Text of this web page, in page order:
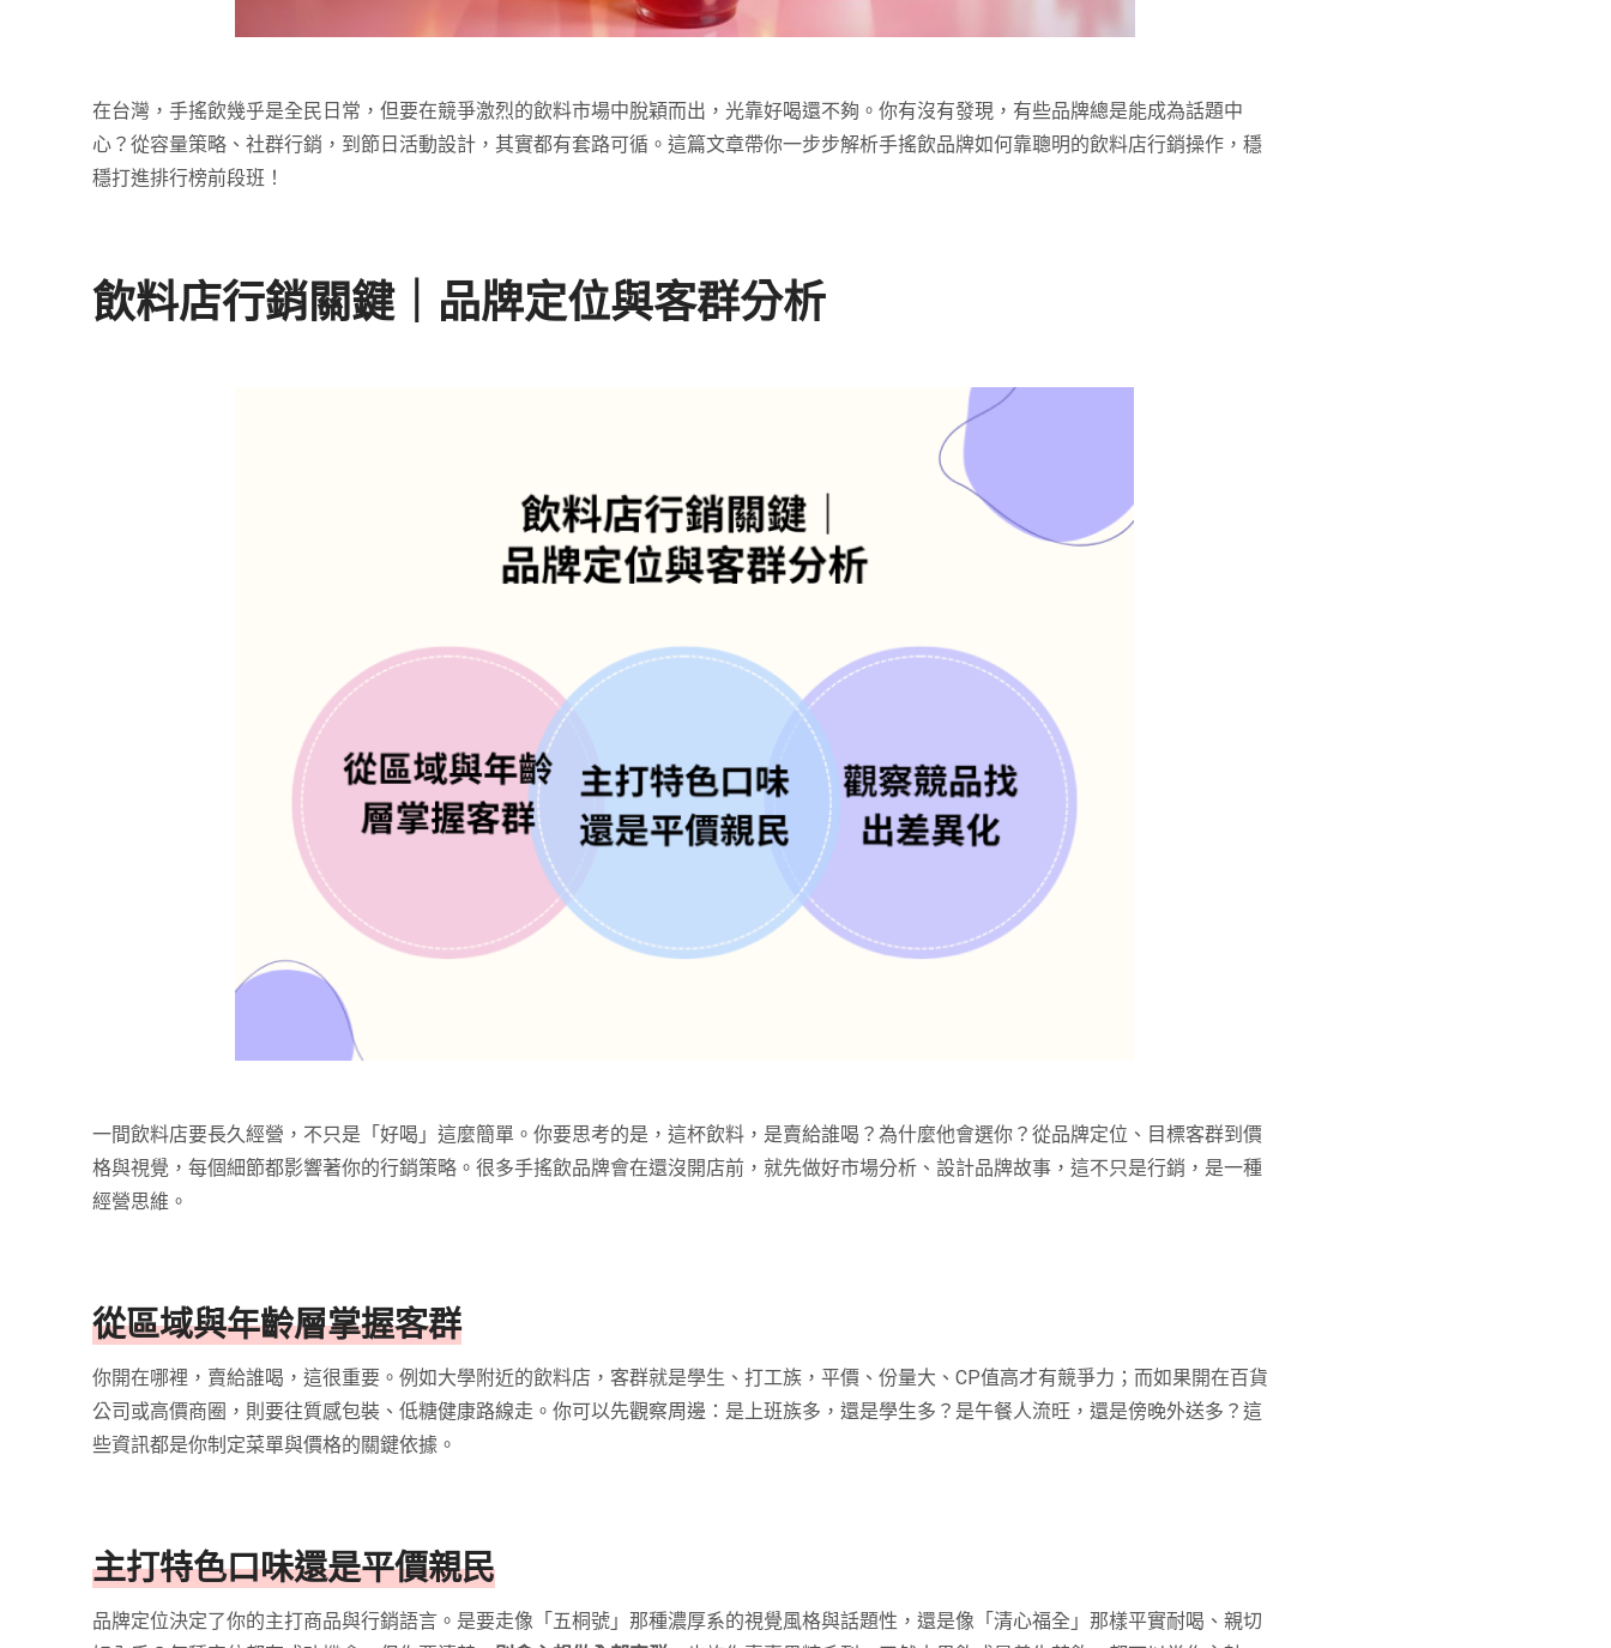
在台灣，手搖飲幾乎是全民日常，但要在競爭激烈的飲料市場中脫穎而出，光靠好喝還不夠。你有沒有發現，有些品牌總是能成為話題中
心？從容量策略、社群行銷，到節日活動設計，其實都有套路可循。這篇文章帶你一步步解析手搖飲品牌如何靠聰明的飲料店行銷操作，穩
穩打進排行榜前段班！
飲料店行銷關鍵｜品牌定位與客群分析
一間飲料店要長久經營，不只是「好喝」這麼簡單。你要思考的是，這杯飲料，是賣給誰喝？為什麼他會選你？從品牌定位、目標客群到價
格與視覺，每個細節都影響著你的行銷策略。很多手搖飲品牌會在還沒開店前，就先做好市場分析、設計品牌故事，這不只是行銷，是一種
經營思維。
從區域與年齡層掌握客群
你開在哪裡，賣給誰喝，這很重要。例如大學附近的飲料店，客群就是學生、打工族，平價、份量大、CP值高才有競爭力；而如果開在百貨
公司或高價商圈，則要往質感包裝、低糖健康路線走。你可以先觀察周邊：是上班族多，還是學生多？是午餐人流旺，還是傍晚外送多？這
些資訊都是你制定菜單與價格的關鍵依據。
主打特色口味還是平價親民
品牌定位決定了你的主打商品與行銷語言。是要走像「五桐號」那種濃厚系的視覺風格與話題性，還是像「清心福全」那樣平實耐喝、親切